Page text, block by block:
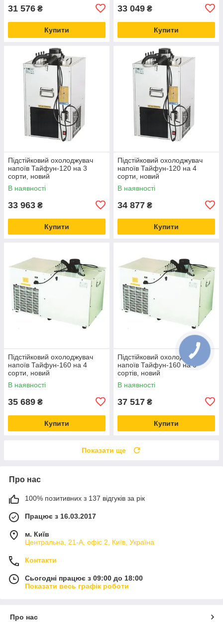
31 576 ₴
Купити
33 049 ₴
Купити
Підстійковий охолоджувач
напоїв Тайфун-120 на 3
сорти, новий
В наявності
33 963 ₴
Купити
Підстійковий охолоджувач
напоїв Тайфун-120 на 4
сорти, новий
В наявності
34 877 ₴
Купити
Підстійковий охолоджувач
напоїв Тайфун-160 на 4
сорти, новий
В наявності
35 689 ₴
Купити
Підстійковий охолоджувач
напоїв Тайфун-160 на 6
сортів, новий
В наявності
37 517 ₴
Купити
Показати ще
Про нас
100% позитивних з 137 відгуків за рік
Працює з 16.03.2017
м. Київ
Центральна, 21-А, офіс 2, Київ, Україна
Контакти
Сьогодні працює з 09:00 до 18:00
Показати весь графік роботи
Про нас